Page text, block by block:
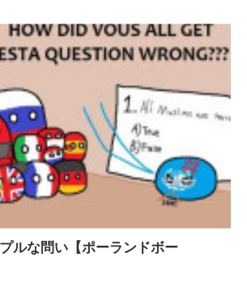
プルな問い【ポーランドボー